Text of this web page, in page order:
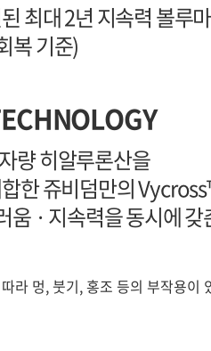
최대 2년 지속력 볼루
복 기준)
량 히알루론산을
한 쥬비덤만의
움 · 지속력을 동시에
라 멍, 붓기, 홍조 등의 부작용이